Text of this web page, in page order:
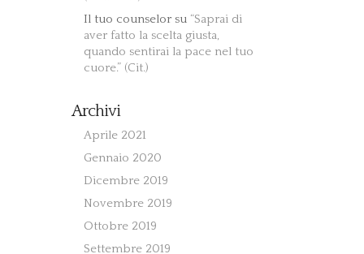
Il tuo counselor su “Saprai di
aver fatto la scelta giusta,
quando sentirai la pace nel tuo
cuore.” (Cit.)
Archivi
Aprile 2021
Gennaio 2020
Dicembre 2019
Novembre 2019
Ottobre 2019
Settembre 2019